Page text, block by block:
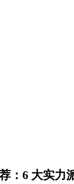
：6 大实力